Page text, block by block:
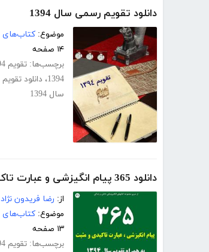
دانلود تقویم رسمی سال 1394
موضوع: کتاب‌های
۱۴ صفحه
برچسب‌ها: تقویم 1394
1394، دانلود تقویم
سال 1394
دانلود 365 پیام انگیزشی و عبارت تاکیدی به همراه تقویم سال 94، هر روز یک پیام
از: رضا فریدون نژاد
موضوع: کتاب‌های
۱۳ صفحه
برچسب‌ها: تقویم 1394